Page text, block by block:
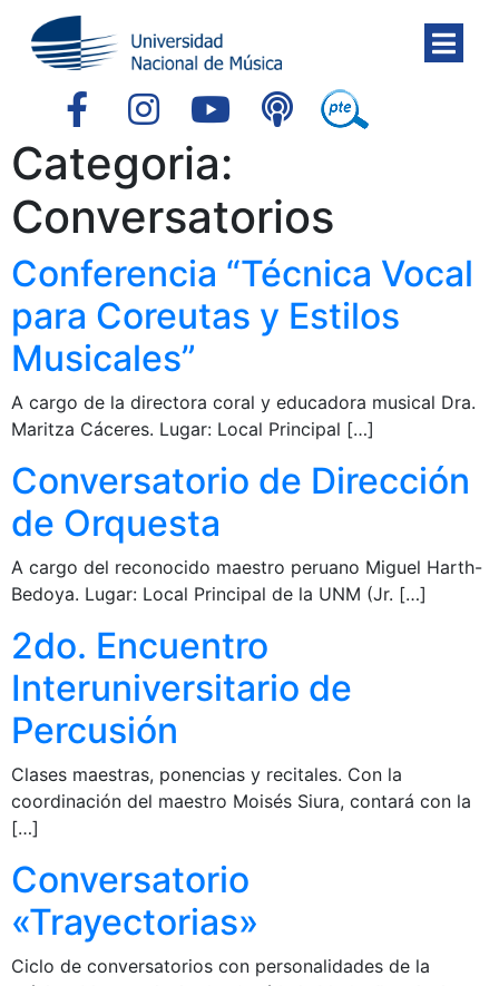
Categoria:
Conversatorios
Conferencia “Técnica Vocal
para Coreutas y Estilos
Musicales”
A cargo de la directora coral y educadora musical Dra.
Maritza Cáceres. Lugar: Local Principal […]
Conversatorio de Dirección
de Orquesta
A cargo del reconocido maestro peruano Miguel Harth-
Bedoya. Lugar: Local Principal de la UNM (Jr. […]
2do. Encuentro
Interuniversitario de
Percusión
Clases maestras, ponencias y recitales. Con la
coordinación del maestro Moisés Siura, contará con la
[…]
Conversatorio
«Trayectorias»
Ciclo de conversatorios con personalidades de la